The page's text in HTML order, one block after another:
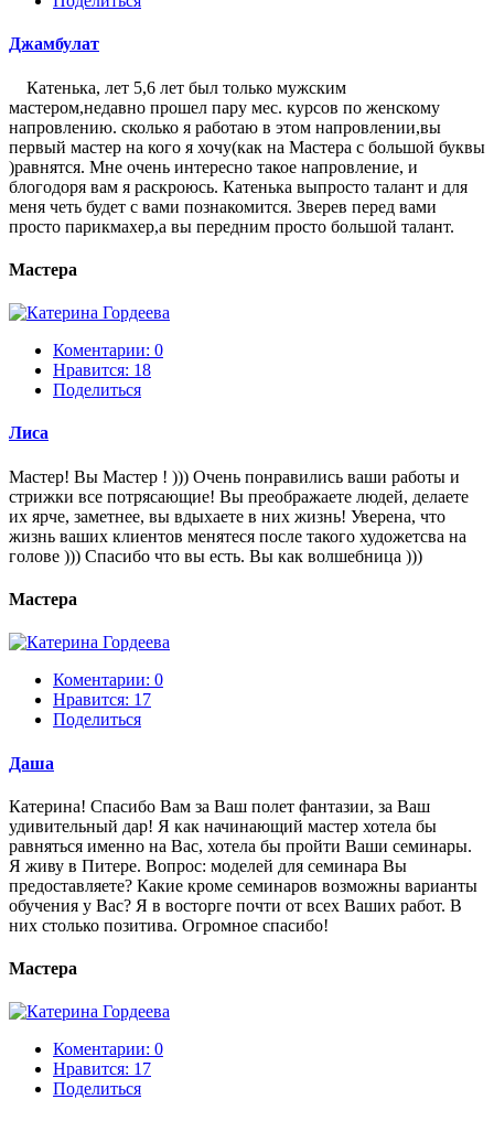
Джамбулат
Катенька, лет 5,6 лет был только мужским
мастером,недавно прошел пару мес. курсов по женскому
напровлению. сколько я работаю в этом напровлении,вы
первый мастер на кого я хочу(как на Мастера с большой буквы
)равнятся. Мне очень интересно такое напровление, и
блогодоря вам я раскроюсь. Катенька выпросто талант и для
меня четь будет с вами познакомится. Зверев перед вами
просто парикмахер,а вы передним просто большой талант.
Мастера
Коментарии: 0
Нравится: 18
Поделиться
Лиса
Мастер! Вы Мастер ! ))) Очень понравились ваши работы и
стрижки все потрясающие! Вы преображаете людей, делаете
их ярче, заметнее, вы вдыхаете в них жизнь! Уверена, что
жизнь ваших клиентов менятеся после такого художетсва на
голове ))) Спасибо что вы есть. Вы как волшебница )))
Мастера
Коментарии: 0
Нравится: 17
Поделиться
Даша
Катерина! Спасибо Вам за Ваш полет фантазии, за Ваш
удивительный дар! Я как начинающий мастер хотела бы
равняться именно на Вас, хотела бы пройти Ваши семинары.
Я живу в Питере. Вопрос: моделей для семинара Вы
предоставляете? Какие кроме семинаров возможны варианты
обучения у Вас? Я в восторге почти от всех Ваших работ. В
них столько позитива. Огромное спасибо!
Мастера
Коментарии: 0
Нравится: 17
Поделиться